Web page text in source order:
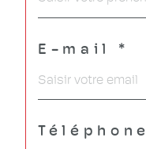
E-mail *
Téléphone